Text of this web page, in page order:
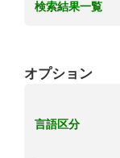
検索結果一覧
オプション
言語区分